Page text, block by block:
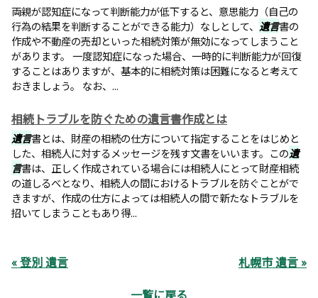
両親が認知症になって判断能力が低下すると、意思能力（自己の
行為の結果を判断することができる能力）なしとして、 遺言書の
作成や不動産の売却といった相続対策が無効になってしまうこと
があります。 一度認知症になった場合、一時的に判断能力が回復
することはありますが、基本的に相続対策は困難になると考えて
おきましょう。 なお、...
相続トラブルを防ぐための遺言書作成とは
遺言書とは、財産の相続の仕方について指定することをはじめと
した、相続人に対するメッセージを残す文書をいいます。この遺
言書は、正しく作成されている場合には相続人にとって財産相続
の道しるべとなり、相続人の間におけるトラブルを防ぐことがで
きますが、作成の仕方によっては相続人の間で新たなトラブルを
招いてしまうこともあり得...
« 登別 遺言
札幌市 遺言 »
一覧に戻る